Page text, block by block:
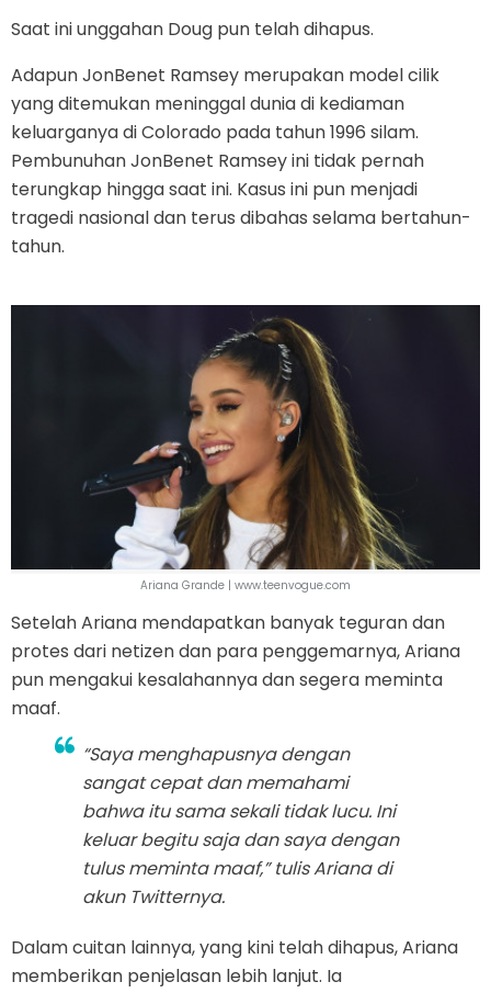
Saat ini unggahan Doug pun telah dihapus.
Adapun JonBenet Ramsey merupakan model cilik
yang ditemukan meninggal dunia di kediaman
keluarganya di Colorado pada tahun 1996 silam.
Pembunuhan JonBenet Ramsey ini tidak pernah
terungkap hingga saat ini. Kasus ini pun menjadi
tragedi nasional dan terus dibahas selama bertahun-
tahun.
Ariana Grande | www.teenvogue.com
Setelah Ariana mendapatkan banyak teguran dan
protes dari netizen dan para penggemarnya, Ariana
pun mengakui kesalahannya dan segera meminta
maaf.
“Saya menghapusnya dengan
sangat cepat dan memahami
bahwa itu sama sekali tidak lucu. Ini
keluar begitu saja dan saya dengan
tulus meminta maaf,” tulis Ariana di
akun Twitternya.
Dalam cuitan lainnya, yang kini telah dihapus, Ariana
memberikan penjelasan lebih lanjut. Ia